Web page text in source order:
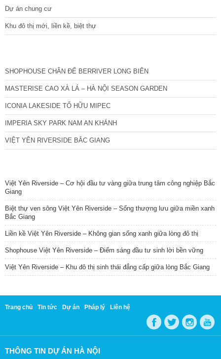
Dự án chung cư
Khu đô thị mới, liền kề, biệt thự
SHOPHOUSE CHÂN ĐẾ BERRIVER LONG BIÊN
MASTERISE CAO XÀ LÁ – HÀ NỘI SEASON GARDEN
ICONIA LAKESIDE TỐ HỮU MIPEC
IMPERIA SKY PARK NAM AN KHÁNH
VIỆT YÊN RIVERSIDE BẮC GIANG
Việt Yên Riverside – Cơ hội đầu tư vàng giữa trung tâm công nghiệp Bắc
Giang
Biệt thự ven sông Việt Yên Riverside – Sống thượng lưu giữa miền xanh
Bắc Giang
Liền kề Việt Yên Riverside – Không gian sống xanh giữa lòng đô thị
Shophouse Việt Yên Riverside – Điểm sáng đầu tư sinh lời bền vững
Việt Yên Riverside – Khu đô thị sinh thái đẳng cấp giữa lòng Bắc Giang
Trang chủ Tin tức Dự án Pháp lý Liên hệ
THÔNG TIN DỰ ÁN HÀ NỘI